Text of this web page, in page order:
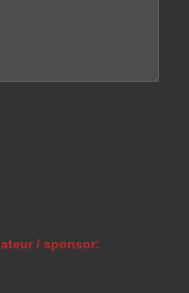
/ sponsor: